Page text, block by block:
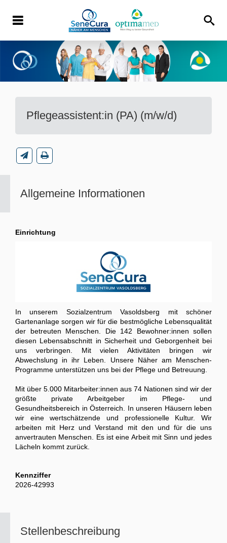
Pflegeassistent:in (PA) (m/w/d)
Stellenbeschreibung
Allgemeine Informationen
Einrichtung
In unserem Sozialzentrum Vasoldsberg mit schöner
Gartenanlage sorgen wir für die bestmögliche Lebensqualität
der betreuten Menschen. Die 142 Bewohner:innen sollen
diesen Lebensabschnitt in Sicherheit und Geborgenheit bei
uns verbringen. Mit vielen Aktivitäten bringen wir
Abwechslung in ihr Leben. Unsere Näher am Menschen-
Programme unterstützen uns bei der Pflege und Betreuung.
Mit über 5.000 Mitarbeiter:innen aus 74 Nationen sind wir der
größte private Arbeitgeber im Pflege- und
Gesundheitsbereich in Österreich. In unseren Häusern leben
wir eine wertschätzende und professionelle Kultur. Wir
arbeiten mit Herz und Verstand mit den und für die uns
anvertrauten Menschen. Es ist eine Arbeit mit Sinn und jedes
Lächeln kommt zurück.
Kennziffer
2026-42993